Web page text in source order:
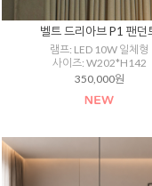
벨트 드리아브 P1 팬던
램프: LED 10W 일체형
사이즈: W202*H142
350,000원